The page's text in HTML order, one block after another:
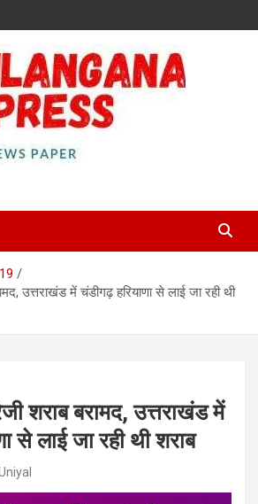
19
उत्तराखंड में चंडीगढ़ हरियाणा से लाई जा रही थी
शराब बरामद, उत्तराखंड में
से लाई जा रही थी शराब